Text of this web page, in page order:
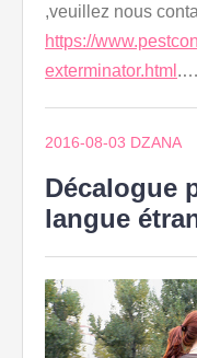
,veuillez nous
https://
exterminator.html .…
2016-08-03 DZANA
Décalogue
langue